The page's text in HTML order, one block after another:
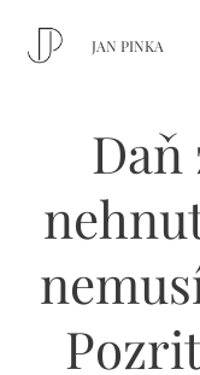
JAN PINKA
Daň